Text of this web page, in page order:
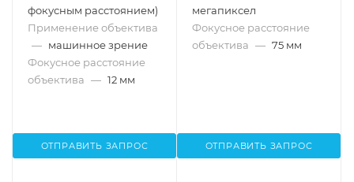
фокусным расстоянием)
Применение объектива
— машинное зрение
Фокусное расстояние
объектива — 12 мм
ОТПРАВИТЬ ЗАПРОС
мегапиксел
Фокусное расстояние
объектива — 75 мм
ОТПРАВИТЬ ЗАПРОС